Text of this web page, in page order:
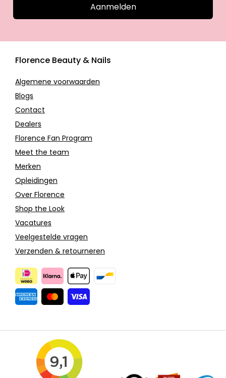
Aanmelden
Florence Beauty & Nails
Algemene voorwaarden
Blogs
Contact
Dealers
Florence Fan Program
Meet the team
Merken
Opleidingen
Over Florence
Shop the Look
Vacatures
Veelgestelde vragen
Verzenden & retourneren